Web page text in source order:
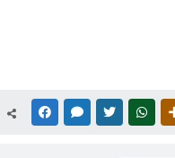
FACEBOOKMESSENGER
TWITTER